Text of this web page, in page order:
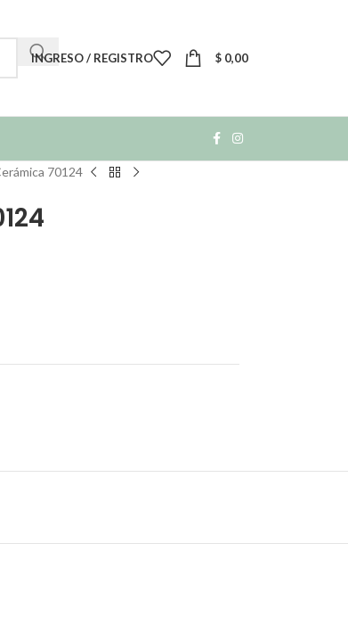
INGRESO / REGISTRO $ 0,00
70124